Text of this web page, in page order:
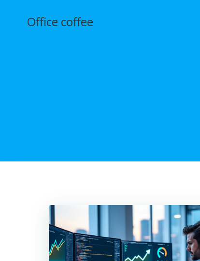
contenuOffice coffee